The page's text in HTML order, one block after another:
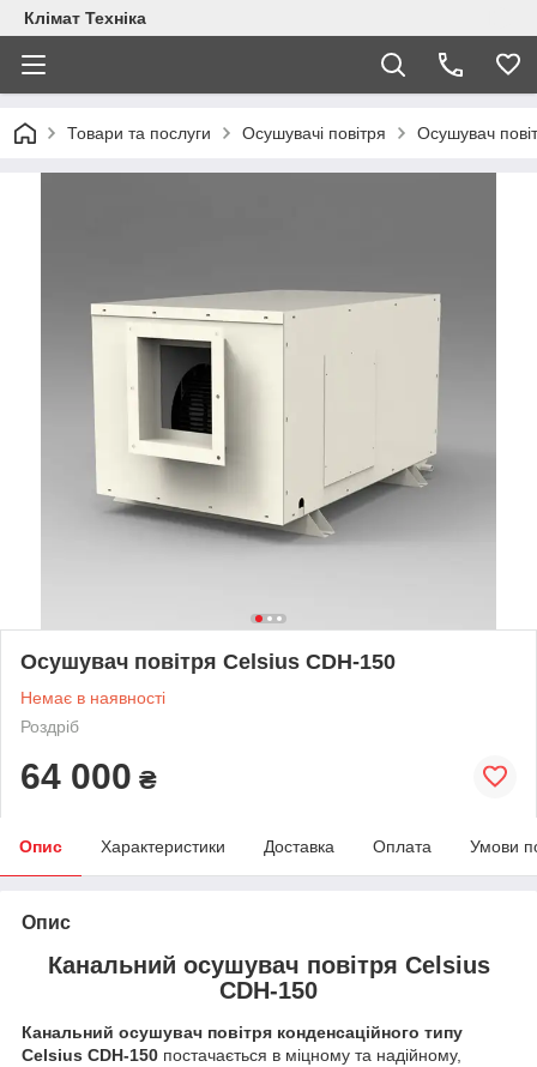
Клімат Техніка
Товари та послуги Осушувачі повітря Осушувач
Осушувач повітря Сelsius CDH-150
Немає в наявності
Роздріб
64 000 ₴
Опис Характеристики Доставка Оплата Умови
Опис
Канальний осушувач повітря Celsius
CDH-150
Канальний осушувач повітря конденсаційного типу
Celsius CDH-150 постачається в міцному та надійному,